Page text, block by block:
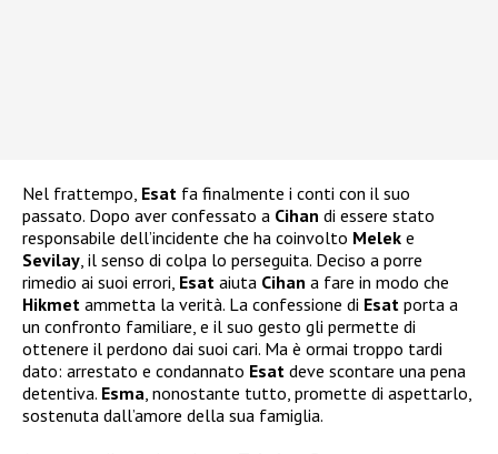
Nel frattempo, Esat fa finalmente i conti con il suo
passato. Dopo aver confessato a Cihan di essere stato
responsabile dell’incidente che ha coinvolto Melek e
Sevilay , il senso di colpa lo perseguita. Deciso a porre
rimedio ai suoi errori, Esat aiuta Cihan a fare in modo che
Hikmet ammetta la verità. La confessione di Esat porta a
un confronto familiare, e il suo gesto gli permette di
ottenere il perdono dai suoi cari. Ma è ormai troppo tardi
dato: arrestato e condannato Esat deve scontare una pena
detentiva. Esma , nonostante tutto, promette di aspettarlo,
sostenuta dall’amore della sua famiglia.